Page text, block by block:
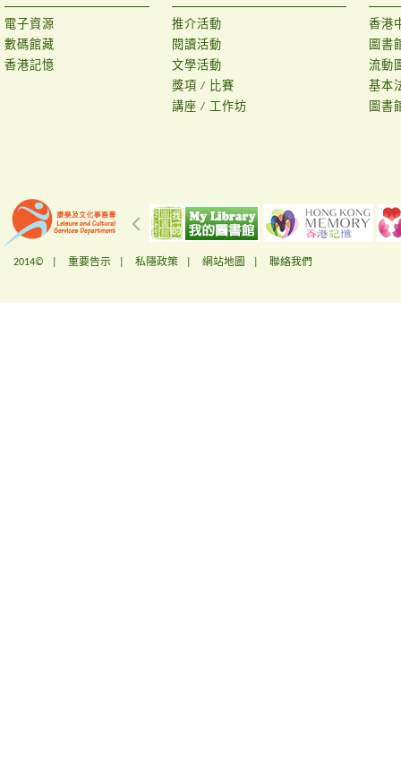
電子資源
數碼館藏
香港記憶
推介活動
閱讀活動
文學活動
獎項 / 比賽
講座 / 工作坊
香港
圖書
流動
基本
圖書
2014© | 重要告示 私隱政策 網站地圖 聯絡我們